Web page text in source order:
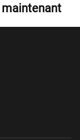
maintenant